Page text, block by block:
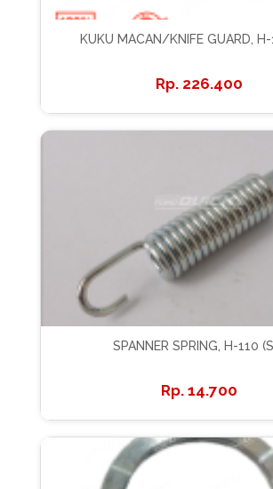
KUKU MACAN/KNIFE GUARD, H-
226.400
SPANNER SPRING, H-110
14.700